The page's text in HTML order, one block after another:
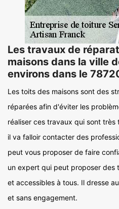
Les travaux de
maisons dans la ville
environs dans le
Les toits des maisons sont des
réparées afin d'éviter les
réaliser ces travaux qui sont
il va falloir contacter des
peut vous proposer de faire
un expert qui peut proposer des
et accessibles à tous. Il dresse
et sans engagement.